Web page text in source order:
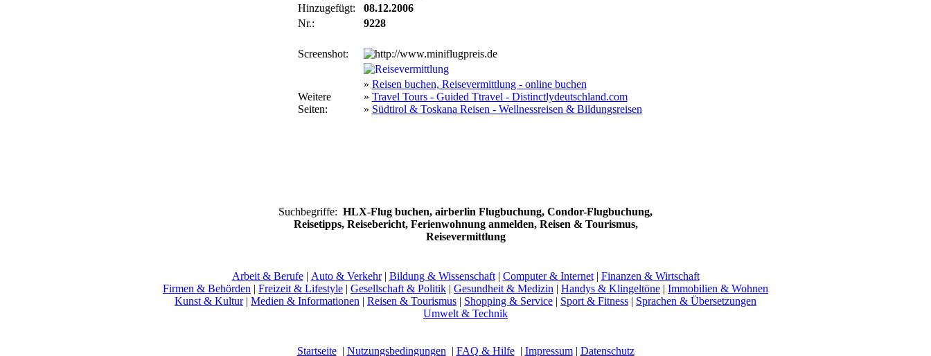
Hinzugefügt:
08.12.2006
Nr.:
9228
Screenshot:
Weitere
Seiten:
» Reisen buchen, Reisevermittlung - online buchen
» Travel Tours - Guided Ttravel - Distinctlydeutschland.com
» Südtirol & Toskana Reisen - Wellnessreisen & Bildungsreisen
Suchbegriffe: HLX-Flug buchen, airberlin Flugbuchung, Condor-Flugbuchung,
Reisetipps, Reisebericht, Ferienwohnung anmelden, Reisen & Tourismus,
Reisevermittlung
Arbeit & Berufe| Auto & Verkehr| Bildung & Wissenschaft| Computer & Internet| Finanzen & Wirtschaft
Firmen & Behörden | Freizeit & Lifestyle | Gesellschaft & Politik | Gesundheit & Medizin | Handys & Klingeltöne | Immobilien & Wohnen
Kunst & Kultur| Medien & Informationen | Reisen & Tourismus | Shopping & Service | Sport & Fitness | Sprachen & Übersetzungen
Umwelt & Technik
Startseite| Nutzungsbedingungen | FAQ & Hilfe| Impressum| Datenschutz